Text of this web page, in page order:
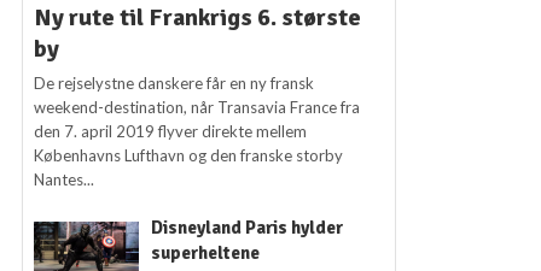
Ny rute til Frankrigs 6. største
by
De rejselystne danskere får en ny fransk
weekend-destination, når Transavia France fra
den 7. april 2019 flyver direkte mellem
Københavns Lufthavn og den franske storby
Nantes...
Disneyland Paris hylder
superheltene